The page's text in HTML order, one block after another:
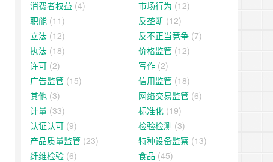
消费者权益 (4) 市场行为 (12)
职能 (11) 反垄断 (12)
立法 (12) 反不正当竞争 (7)
执法 (18) 价格监管 (12)
许可 (2) 写作 (2)
广告监管 (15) 信用监管 (18)
其他 (3) 网络交易监管 (6)
计量 (33) 标准化 (19)
认证认可 (9) 检验检测 (3)
产品质量监管 (23) 特种设备监察 (13)
纤维检验 (6) 食品 (45)